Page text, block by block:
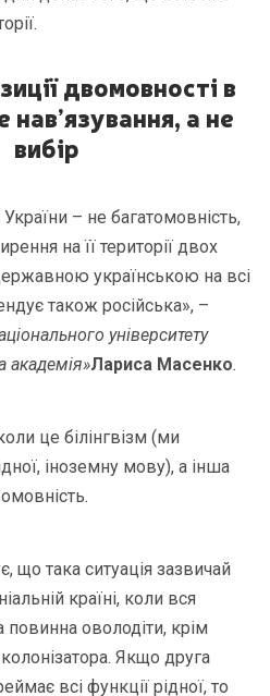
двомовності в
нав’язування, а не
вибір
– не багатомовність,
на її території двох
українською на всі
також російська», –
університету
академія»Лариса Масенко.
це білінгвізм (ми
іноземну мову), а інша
що така ситуація зазвичай
країні, коли вся
повинна оволодіти, крім
Якщо друга
всі функції рідної, то